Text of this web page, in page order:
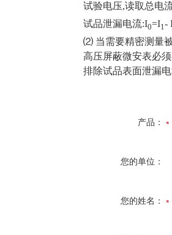
试验电压,读取总电
试品泄漏电流:I0=I1-
⑵ 当需要精密测量
高压屏蔽微安表必
排除试品表面泄漏
产品：
您的单位：
您的姓名：